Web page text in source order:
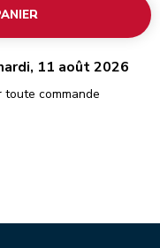
11 août 2026
toute commande